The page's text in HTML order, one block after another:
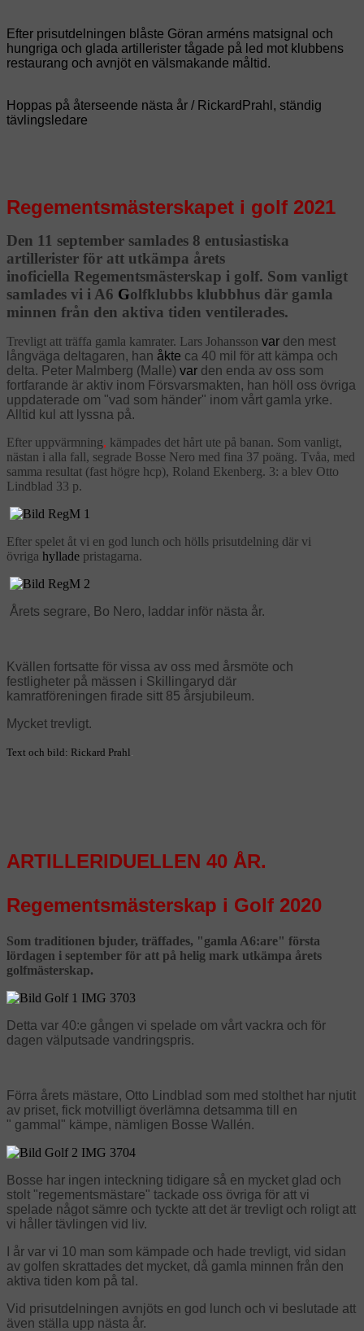
Efter prisutdelningen blåste Göran arméns matsignal och
hungriga och glada artillerister tågade på led mot klubbens
restaurang och avnjöt en välsmakande måltid.
Hoppas på återseende nästa år / RickardPrahl, ständig
tävlingsledare
Regementsmästerskapet i golf 2021
Den 11 september samlades 8 entusiastiska
artillerister för att utkämpa årets
inoficiella Regementsmästerskap i golf. Som vanligt
samlades vi i A6 Golfklubbs klubbhus där gamla
minnen från den aktiva tiden ventilerades.
Trevligt att träffa gamla kamrater. Lars Johansson var den mest
långväga deltagaren, han åkte ca 40 mil för att kämpa och
delta. Peter Malmberg (Malle) var den enda av oss som
fortfarande är aktiv inom Försvarsmakten, han höll oss övriga
uppdaterade om "vad som händer" inom vårt gamla yrke.
Alltid kul att lyssna på.
Efter uppvärmning, kämpades det hårt ute på banan. Som vanligt,
nästan i alla fall, segrade Bosse Nero med fina 37 poäng. Tvåa, med
samma resultat (fast högre hcp), Roland Ekenberg. 3: a blev Otto
Lindblad 33 p.
Efter spelet åt vi en god lunch och hölls prisutdelning där vi
övriga hyllade pristagarna.
Årets segrare, Bo Nero, laddar inför nästa år.
Kvällen fortsatte för vissa av oss med årsmöte och
festligheter på mässen i Skillingaryd där
kamratföreningen firade sitt 85 årsjubileum.
Mycket trevligt.
Text och bild: Rickard Prahl.
ARTILLERIDUELLEN 40 ÅR.
Regementsmästerskap i Golf 2020
Som traditionen bjuder, träffades, "gamla A6:are" första
lördagen i september för att på helig mark utkämpa årets
golfmästerskap.
Detta var 40:e gången vi spelade om vårt vackra och för
dagen välputsade vandringspris.
Förra årets mästare, Otto Lindblad som med stolthet har njutit
av priset, fick motvilligt överlämna detsamma till en
" gammal" kämpe, nämligen Bosse Wallén.
Bosse har ingen inteckning tidigare så en mycket glad och
stolt "regementsmästare" tackade oss övriga för att vi
spelade något sämre och tyckte att det är trevligt och roligt att
vi håller tävlingen vid liv.
I år var vi 10 man som kämpade och hade trevligt, vid sidan
av golfen skrattades det mycket, då gamla minnen från den
aktiva tiden kom på tal.
Vid prisutdelningen avnjöts en god lunch och vi beslutade att
även ställa upp nästa år.